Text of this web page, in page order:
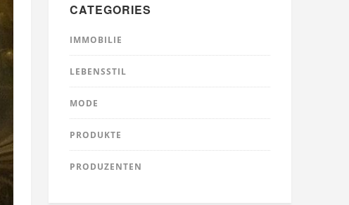
CATEGORIES
IMMOBILIE
LEBENSSTIL
MODE
PRODUKTE
PRODUZENTEN